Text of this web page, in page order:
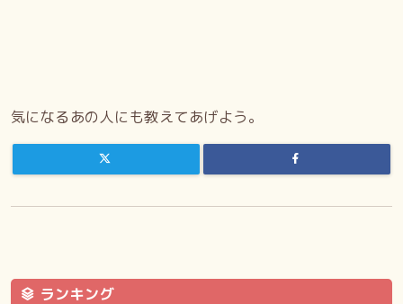
気になるあの人にも教えてあげよう。
ランキング